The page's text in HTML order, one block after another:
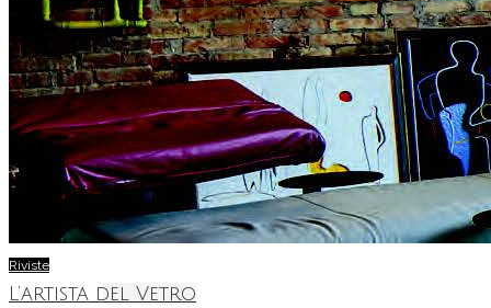
Riviste
L’artista del Vetro